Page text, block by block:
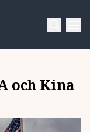
och Kina